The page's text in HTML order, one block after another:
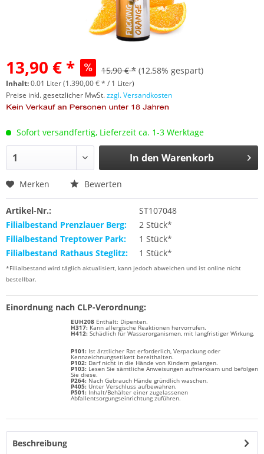
13,90 € * 15,90 € * (12,58% gespart)
Inhalt:0.01 Liter (1.390,00 € * / 1 Liter)
Preise inkl. gesetzlicher MwSt.zzgl. Versandkosten
Sofort versandfertig, Lieferzeit ca. 1-3 Werktage
In den Warenkorb
Merken Bewerten
Artikel-Nr.:
ST107048
Filialbestand Prenzlauer Berg:
2 Stück*
Filialbestand Treptower Park:
1 Stück*
Filialbestand Rathaus Steglitz:
1 Stück*
*Filialbestand wird täglich aktualisiert, kann jedoch abweichen und ist online nicht
bestellbar.
Einordnung nach CLP-Verordnung:
EUH208 Enthält: Dipenten.
H317: Kann allergische Reaktionen hervorrufen.
H412: Schädlich für Wasserorganismen, mit langfristiger Wirkung.
P101: Ist ärztlicher Rat erforderlich, Verpackung oder
Kennzeichnungsetikett bereithalten.
P102: Darf nicht in die Hände von Kindern gelangen.
P103: Lesen Sie sämtliche Anweisungen aufmerksam und befolgen
Sie diese.
P264: Nach Gebrauch Hände gründlich waschen.
P405: Unter Verschluss aufbewahren.
P501: Inhalt/Behälter einer zugelassenen
Abfallentsorgungseinrichtung zuführen.
Beschreibung